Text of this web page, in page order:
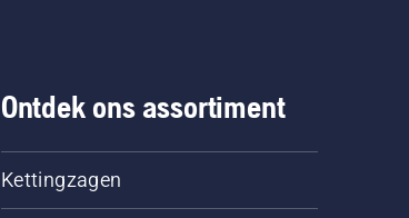
Ontdek ons assortiment
Kettingzagen